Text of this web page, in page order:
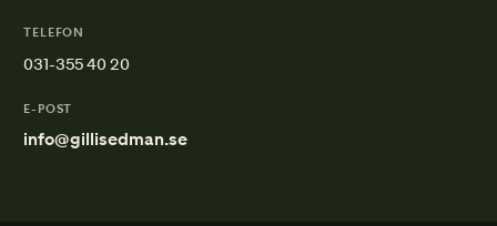
TELEFON
031-355 40 20
E-POST
info@gillisedman.se